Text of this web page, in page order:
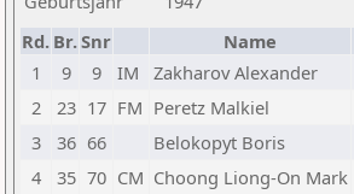
Rd. Br.Snr Name
1
9 9 IM Zakharov Alexander
2
23 17 FM Peretz Malkiel
3
36 66 Belokopyt Boris
4
35 70 CM Choong Liong-On Mark